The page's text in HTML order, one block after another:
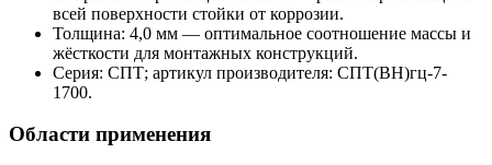
всей поверхности стойки от коррозии.
Толщина: 4,0 мм — оптимальное соотношение массы и
жёсткости для монтажных конструкций.
Серия: СПТ; артикул производителя: СПТ(ВН)гц-7-
1700.
Области применения